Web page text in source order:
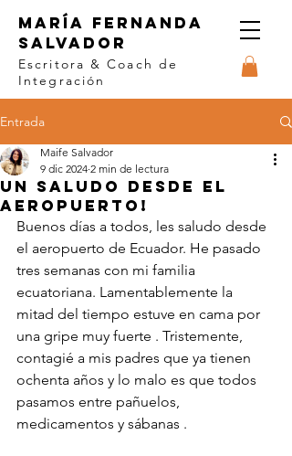
MARÍA FERNANDA
SALVADOR
Escritora & Coach de
Integración
Entrada
Un Saludo desde el
aeropuerto!
Maife Salvador
9 dic 2024 2 min de lectura
Buenos días a todos, les saludo desde
el aeropuerto de Ecuador. He pasado
tres semanas con mi familia
ecuatoriana. Lamentablemente la
mitad del tiempo estuve en cama por
una gripe muy fuerte . Tristemente,
contagié a mis padres que ya tienen
ochenta años y lo malo es que todos
pasamos entre pañuelos,
medicamentos y sábanas .